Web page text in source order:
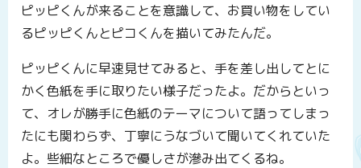
ピッピくんが来ることを意識して、お買い物をしてい
るピッピくんとピコくんを描いてみたんだ。
ピッピくんに早速見せてみると、手を差し出してとに
かく色紙を手に取りたい様子だったよ。だからといっ
て、オレが勝手に色紙のテーマについて語ってしまっ
たにも関わらず、丁寧にうなづいて聞いてくれていた
よ。些細なところで優しさが滲み出てくるね。